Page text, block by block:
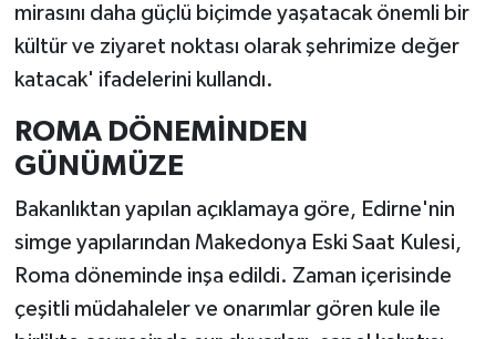
mirasını daha güçlü biçimde yaşatacak önemli bir
kültür ve ziyaret noktası olarak şehrimize değer
katacak' ifadelerini kullandı.
ROMA DÖNEMİNDEN
GÜNÜMÜZE
Bakanlıktan yapılan açıklamaya göre, Edirne'nin
simge yapılarından Makedonya Eski Saat Kulesi,
Roma döneminde inşa edildi. Zaman içerisinde
çeşitli müdahaleler ve onarımlar gören kule ile